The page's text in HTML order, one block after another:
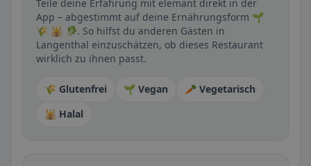
Teile deine Erfahrung mit elemänt direkt in der
App – abgestimmt auf deine Ernährungsform 🌱
🌾 🕌 🥬. So hilfst du anderen Gästen in
Langenthal einzuschätzen, ob dieses Restaurant
wirklich zu ihnen passt.
🌾 Glutenfrei 🌱 Vegan
🥕 Vegetarisch
🕌 Halal